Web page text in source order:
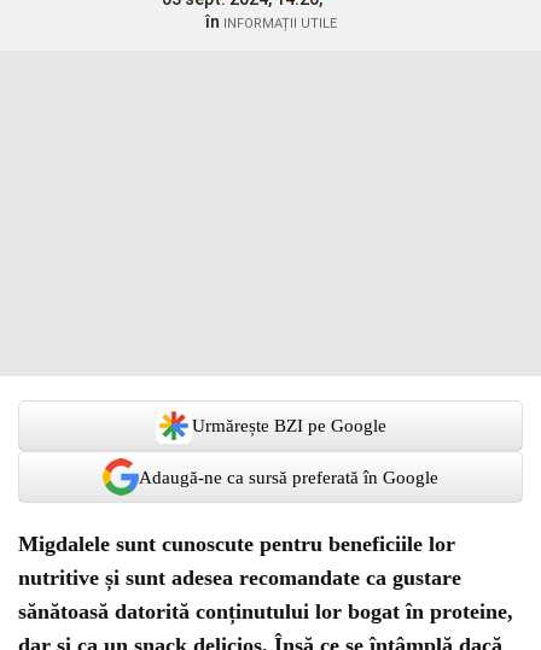
în INFORMAȚII UTILE
Urmărește BZI pe Google
Adaugă-ne ca sursă preferată în Google
Migdalele sunt cunoscute pentru beneficiile lor
nutritive și sunt adesea recomandate ca gustare
sănătoasă datorită conținutului lor bogat în proteine,
dar și ca un snack delicios. Însă ce se întâmplă dacă